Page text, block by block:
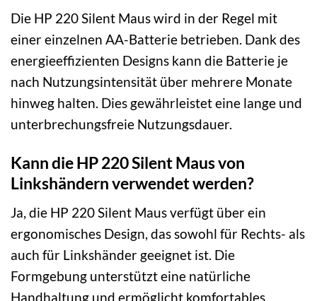
Die HP 220 Silent Maus wird in der Regel mit
einer einzelnen AA-Batterie betrieben. Dank des
energieeffizienten Designs kann die Batterie je
nach Nutzungsintensität über mehrere Monate
hinweg halten. Dies gewährleistet eine lange und
unterbrechungsfreie Nutzungsdauer.
Kann die HP 220 Silent Maus von
Linkshändern verwendet werden?
Ja, die HP 220 Silent Maus verfügt über ein
ergonomisches Design, das sowohl für Rechts- als
auch für Linkshänder geeignet ist. Die
Formgebung unterstützt eine natürliche
Handhaltung und ermöglicht komfortables